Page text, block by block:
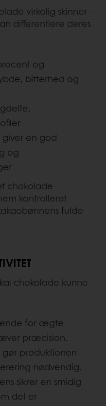
virkelig skinner –
differentiere deres
og
bitterhed og
en god
og
chokolade
kontrolleret
fulde
chokolade kunne
for ægte
præcision.
produktionen
nødvendig.
sikrer en smidig
det er